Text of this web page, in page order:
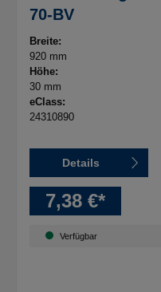
70-BV
Breite:
920 mm
Höhe:
30 mm
eClass:
24310890
Details
7,38 €*
Verfügbar